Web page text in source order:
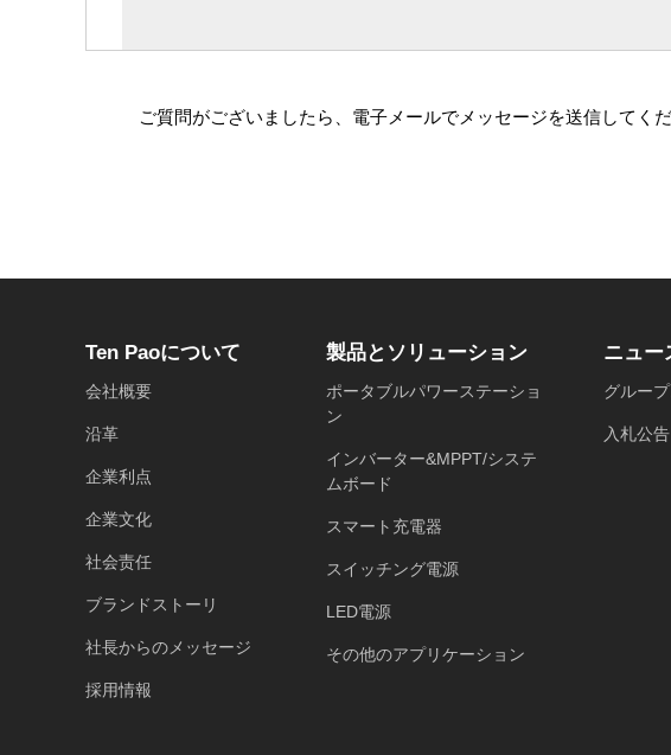
ご質問がございましたら、電子メールでメッセージを送信してく
Ten Paoについて
会社概要
沿革
企業利点
企業文化
社会责任
ブランドストーリ
社長からのメッセージ
採用情報
製品とソリューション
ポータブルパワーステーショ
ン
インバーター&MPPT/システ
ムボード
スマート充電器
スイッチング電源
LED電源
その他のアプリケーション
ニュー
グルー
入札公告